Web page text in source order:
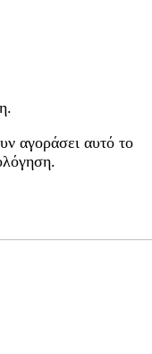
αγοράσει αυτό το